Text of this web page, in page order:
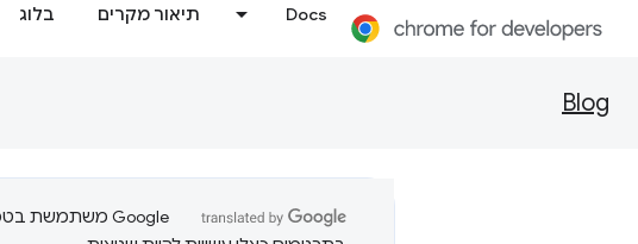
Docs תיאור מקרים בלוג
Blog